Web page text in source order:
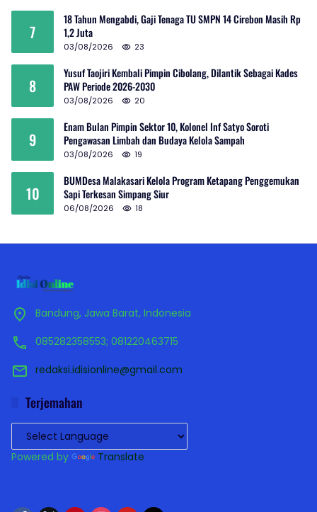
7
18 Tahun Mengabdi, Gaji Tenaga TU SMPN 14 Cirebon Masih Rp
1,2 Juta
03/08/2026 23
8
Yusuf Taojiri Kembali Pimpin Cibolang, Dilantik Sebagai Kades
PAW Periode 2026-2030
03/08/2026 20
9
Enam Bulan Pimpin Sektor 10, Kolonel Inf Satyo Soroti
Pengawasan Limbah dan Budaya Kelola Sampah
03/08/2026 19
10
BUMDesa Malakasari Kelola Program Ketapang Penggemukan
Sapi Terkesan Simpang Siur
06/08/2026 18
Bandung, Jawa Barat, Indonesia
085282358553; 081220463715
redaksi.idisionline@gmail.com
Terjemahan
Powered by Translate